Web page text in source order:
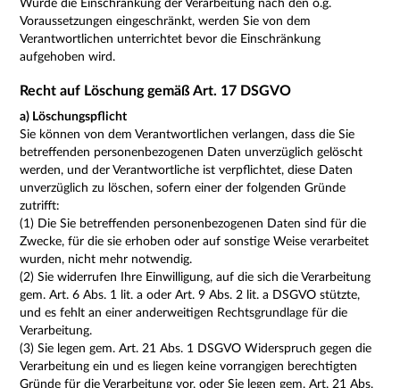
Wurde die Einschränkung der Verarbeitung nach den o.g.
Voraussetzungen eingeschränkt, werden Sie von dem
Verantwortlichen unterrichtet bevor die Einschränkung
aufgehoben wird.
Recht auf Löschung gemäß Art. 17 DSGVO
a) Löschungspflicht
Sie können von dem Verantwortlichen verlangen, dass die Sie
betreffenden personenbezogenen Daten unverzüglich gelöscht
werden, und der Verantwortliche ist verpflichtet, diese Daten
unverzüglich zu löschen, sofern einer der folgenden Gründe
zutrifft:
(1) Die Sie betreffenden personenbezogenen Daten sind für die
Zwecke, für die sie erhoben oder auf sonstige Weise verarbeitet
wurden, nicht mehr notwendig.
(2) Sie widerrufen Ihre Einwilligung, auf die sich die Verarbeitung
gem. Art. 6 Abs. 1 lit. a oder Art. 9 Abs. 2 lit. a DSGVO stützte,
und es fehlt an einer anderweitigen Rechtsgrundlage für die
Verarbeitung.
(3) Sie legen gem. Art. 21 Abs. 1 DSGVO Widerspruch gegen die
Verarbeitung ein und es liegen keine vorrangigen berechtigten
Gründe für die Verarbeitung vor, oder Sie legen gem. Art. 21 Abs.